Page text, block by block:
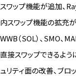
スワップ機能が追加、
内スワップ機能の拡充
WWB（SOL）、SMO、
直接スワップできるよう
ュリティ面の改善、ブ